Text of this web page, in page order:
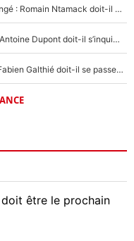
XV de France - Matthieu Jalibert a tout changé : Romain Ntamack doit-il s’inquiéter pour sa place à un an de la Coupe du monde ?
«Le XV de France est meilleur avec Lucu» : Antoine Dupont doit-il s’inquiéter pour sa place ?
Le XV de France a trouvé son remplaçant : Fabien Galthié doit-il se passer d'Antoine Dupont ?
doit être le prochain